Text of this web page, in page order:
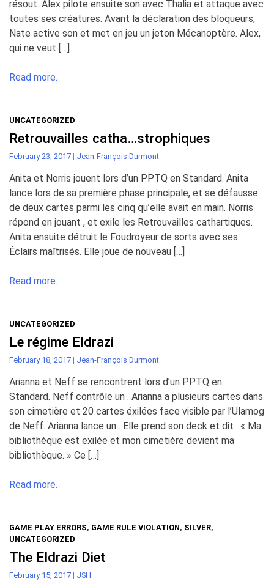
résout. Alex pilote ensuite son avec Thalia et attaque avec
toutes ses créatures. Avant la déclaration des bloqueurs,
Nate active son et met en jeu un jeton Mécanoptère. Alex,
qui ne veut […]
Read more.
UNCATEGORIZED
Retrouvailles catha…strophiques
February 23, 2017 | Jean-François Durmont
Anita et Norris jouent lors d’un PPTQ en Standard. Anita
lance lors de sa première phase principale, et se défausse
de deux cartes parmi les cinq qu’elle avait en main. Norris
répond en jouant , et exile les Retrouvailles cathartiques.
Anita ensuite détruit le Foudroyeur de sorts avec ses
Éclairs maîtrisés. Elle joue de nouveau […]
Read more.
UNCATEGORIZED
Le régime Eldrazi
February 18, 2017 | Jean-François Durmont
Arianna et Neff se rencontrent lors d’un PPTQ en
Standard. Neff contrôle un . Arianna a plusieurs cartes dans
son cimetière et 20 cartes éxilées face visible par l’Ulamog
de Neff. Arianna lance un . Elle prend son deck et dit : « Ma
bibliothèque est exilée et mon cimetière devient ma
bibliothèque. » Ce […]
Read more.
GAME PLAY ERRORS, GAME RULE VIOLATION, SILVER,
UNCATEGORIZED
The Eldrazi Diet
February 15, 2017 | JSH